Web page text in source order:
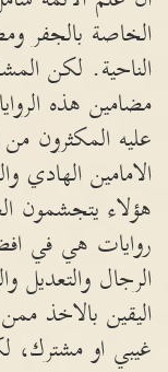
الخاصة بالجفر
الناحية. لكن
مضامين هذه
عليه المكثرون
الامامين
هؤلاء يتجشمون
روايات هي في
الرجال والتعديل
اليقين بالاخذ
غيبي او مشترك،